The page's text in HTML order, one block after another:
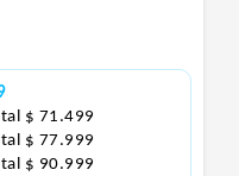
$ 71.499
$ 77.999
$ 90.999